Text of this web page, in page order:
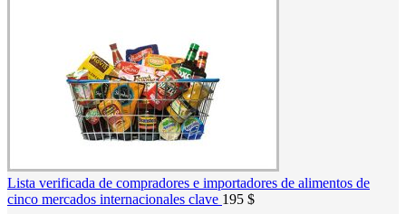
Lista verificada de compradores e importadores de alimentos de
cinco mercados internacionales clave 195 $